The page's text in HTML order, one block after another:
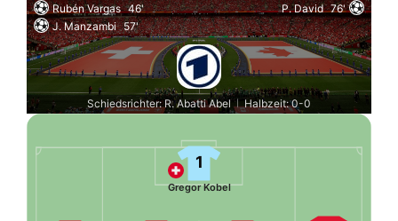
Rubén Vargas 46'
J. Manzambi 57'
P. David 76'
Schiedsrichter: R. Abatti Abel Halbzeit: 0-0
1
Gregor Kobel